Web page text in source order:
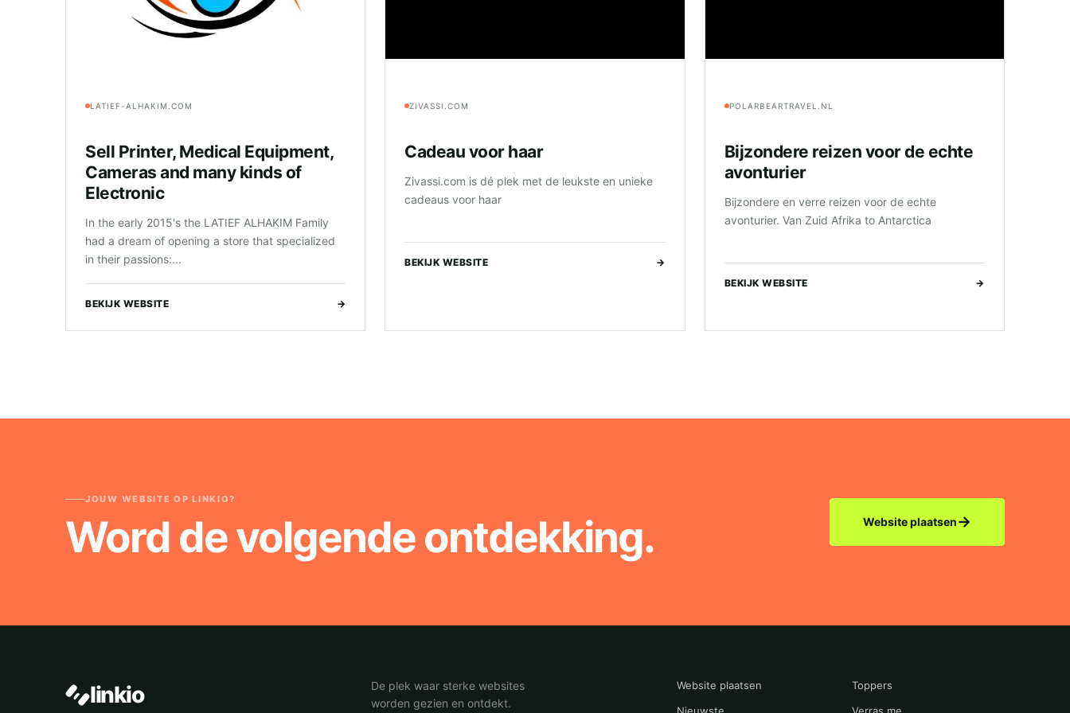
LATIEF-ALHAKIM.COM
Sell Printer, Medical Equipment,
Cameras and many kinds of
Electronic
In the early 2015's the LATIEF ALHAKIM Family
had a dream of opening a store that specialized
in their passions:...
BEKIJK WEBSITE →
ZIVASSI.COM
Cadeau voor haar
Zivassi.com is dé plek met de leukste en unieke
cadeaus voor haar
BEKIJK WEBSITE →
POLARBEARTRAVEL.NL
Bijzondere reizen voor de echte
avonturier
Bijzondere en verre reizen voor de echte
avonturier. Van Zuid Afrika to Antarctica
BEKIJK WEBSITE →
JOUW WEBSITE OP LINKIO?
Word de volgende ontdekking. Website plaatsen→
linkio
De plek waar sterke websites
worden gezien en ontdekt.
Website plaatsen
Toppers